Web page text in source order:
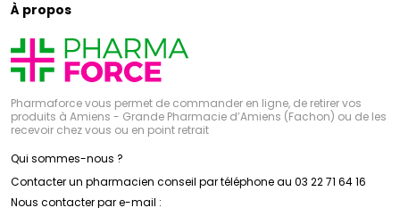
À propos
Pharmaforce vous permet de commander en ligne, de retirer vos
produits à Amiens - Grande Pharmacie d’Amiens (Fachon) ou de les
recevoir chez vous ou en point retrait
Qui sommes-nous ?
Contacter un pharmacien conseil par téléphone au 03 22 71 64 16
Nous contacter par e-mail :